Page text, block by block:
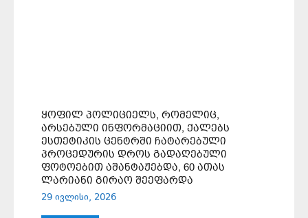
ᲧᲝᲤᲘᲚ ᲞᲝᲚᲘᲪᲘᲔᲚᲡ, ᲠᲝᲛᲔᲚᲘᲪ,
ᲐᲠᲡᲔᲑᲣᲚᲘ ᲘᲜᲤᲝᲠᲛᲐᲪᲘᲘᲗ, ᲥᲐᲚᲔᲑᲡ
ᲔᲡᲗᲔᲢᲘᲙᲘᲡ ᲪᲔᲜᲢᲠᲨᲘ ᲩᲐᲢᲐᲠᲔᲑᲣᲚᲘ
ᲞᲠᲝᲪᲔᲓᲣᲠᲘᲡ ᲓᲠᲝᲡ ᲒᲐᲓᲐᲦᲔᲑᲣᲚᲘ
ᲤᲝᲢᲝᲔᲑᲘᲗ ᲐᲨᲐᲜᲢᲐᲟᲔᲑᲓᲐ, 60 ᲐᲗᲐᲡ
ᲚᲐᲠᲘᲐᲜᲘ ᲒᲘᲠᲐᲝ ᲨᲔᲔᲤᲐᲠᲓᲐ
29 ივლისი, 2026